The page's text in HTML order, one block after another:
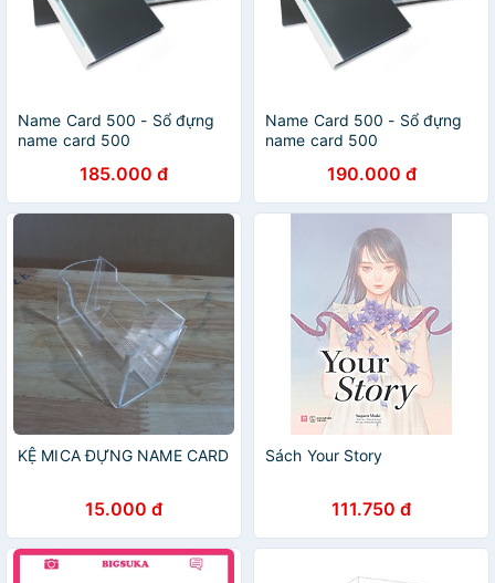
Name Card 500 - Sổ đựng
name card 500
185.000 đ
Name Card 500 - Sổ đựng
name card 500
190.000 đ
KỆ MICA ĐỰNG NAME CARD
15.000 đ
Sách Your Story
111.750 đ